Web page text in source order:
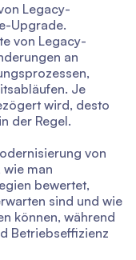
Legacy-
Upgrade.
von Legacy-
an
Je
wird, desto
der Regel.
von
man
bewertet,
sind und wie
können, während
Betriebseffizienz